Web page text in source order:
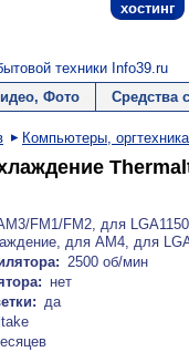
хостинг
техники Info39.ru
Фото Средства
Компьютеры, оргтехника
FM1/FM2, для
для AM4, для
2500 об/мин
нет
да